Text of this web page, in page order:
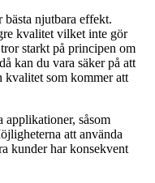
njutbara effekt.
kvalitet vilket inte gör
starkt på principen om
kan du vara säker på att
kvalitet som kommer att
såsom
att använda
kunder har konsekvent